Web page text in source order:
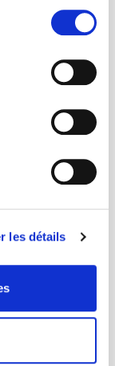
les détails
role: to publish
use, and to